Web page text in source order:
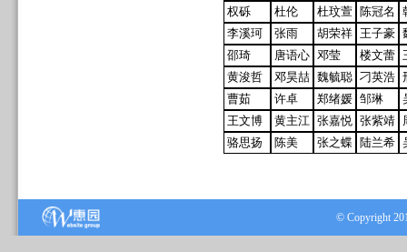
权砾
杜伦 杜玟萱 陈冠名
李溪珂
张雨 胡荣祥 王子豪
邵琦
唐语心 邓莹 楼文蕾
黄浚哲
邓昊喆 魏毓聪 刁英浩
曹茹
许卓 郑绪媛 邹琳
王文博
黄主江 张嘉悦 张紫靖
骆思扬
陈美 张之蝶 陆兰希
© Copyright